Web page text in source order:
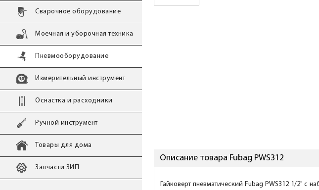
Сварочное оборудование
Моечная и уборочная техника
Пневмооборудование
Измерительный инструмент
Оснастка и расходники
Ручной инструмент
Товары для дома
Запчасти ЗИП
Описание товара Fubag PWS312
Гайковерт пневматический Fubag PWS312 1/2" с